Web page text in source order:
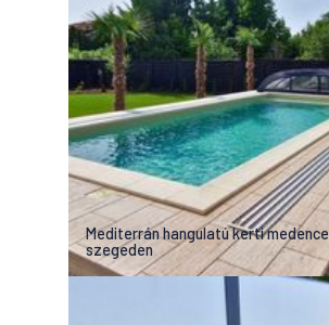
Mediterrán hangulatú kerti medence
szegeden